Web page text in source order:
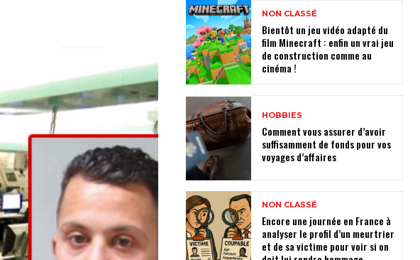
NON CLASSÉ
Bientôt un jeu vidéo adapté du
film Minecraft : enfin un vrai jeu
de construction comme au
cinéma !
HOBBIES
Comment vous assurer d’avoir
suffisamment de fonds pour vos
voyages d’affaires
NON CLASSÉ
Encore une journée en France à
analyser le profil d’un meurtrier
et de sa victime pour voir si on